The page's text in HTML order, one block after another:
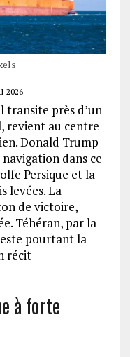
2026
transite près d’un
revient au centre
Donald Trump
dans ce
Persique et la
levées. La
de victoire,
Téhéran, par la
pourtant la
récit
à forte